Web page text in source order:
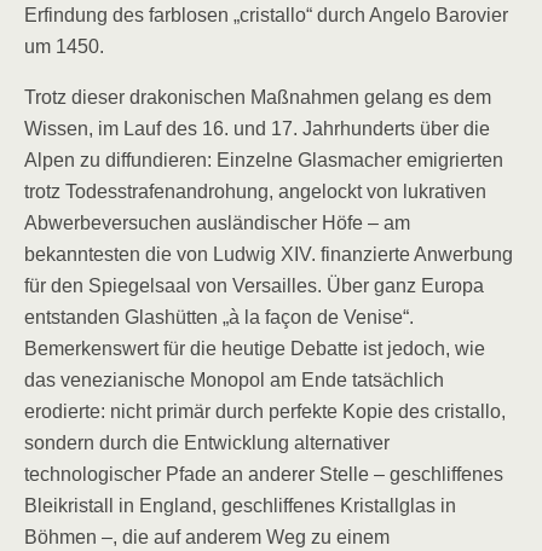
Erfindung des farblosen „cristallo“ durch Angelo Barovier
um 1450.
Trotz dieser drakonischen Maßnahmen gelang es dem
Wissen, im Lauf des 16. und 17. Jahrhunderts über die
Alpen zu diffundieren: Einzelne Glasmacher emigrierten
trotz Todesstrafenandrohung, angelockt von lukrativen
Abwerbeversuchen ausländischer Höfe – am
bekanntesten die von Ludwig XIV. finanzierte Anwerbung
für den Spiegelsaal von Versailles. Über ganz Europa
entstanden Glashütten „à la façon de Venise“.
Bemerkenswert für die heutige Debatte ist jedoch, wie
das venezianische Monopol am Ende tatsächlich
erodierte: nicht primär durch perfekte Kopie des cristallo,
sondern durch die Entwicklung alternativer
technologischer Pfade an anderer Stelle – geschliffenes
Bleikristall in England, geschliffenes Kristallglas in
Böhmen –, die auf anderem Weg zu einem